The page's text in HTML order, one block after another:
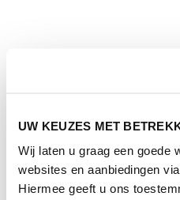
UW KEUZES MET
Wij laten u graag een goede
websites en aanbiedingen
Hiermee geeft u ons